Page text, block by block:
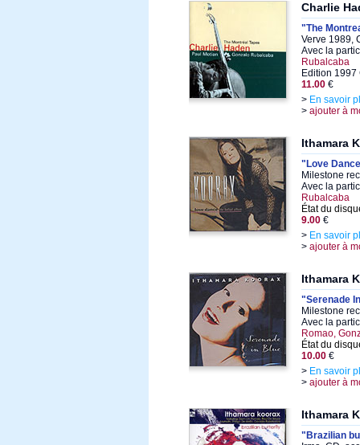
Charlie
"The
Verve 1989,
Avec la
Rubalcaba
Edition 1997
11.00 €
> En savoir
> ajouter à
Ithamara
"Love
Milestone
Avec la
Rubalcaba
État du
9.00 €
> En savoir
> ajouter à
Ithamara
"Serenade
Milestone
Avec la
Romao,
État du
10.00 €
> En savoir
> ajouter à
Ithamara
"Brazilian